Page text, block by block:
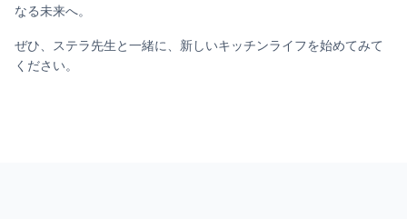
なる未来へ。
ぜひ、ステラ先生と一緒に、新しいキッチンライフを始めてみて
ください。